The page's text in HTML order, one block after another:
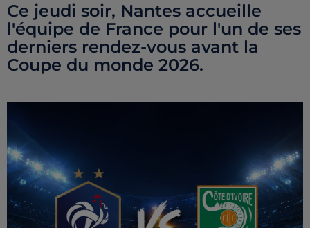
Ce jeudi soir, Nantes accueille
l'équipe de France pour l'un de ses
derniers rendez-vous avant la
Coupe du monde 2026.